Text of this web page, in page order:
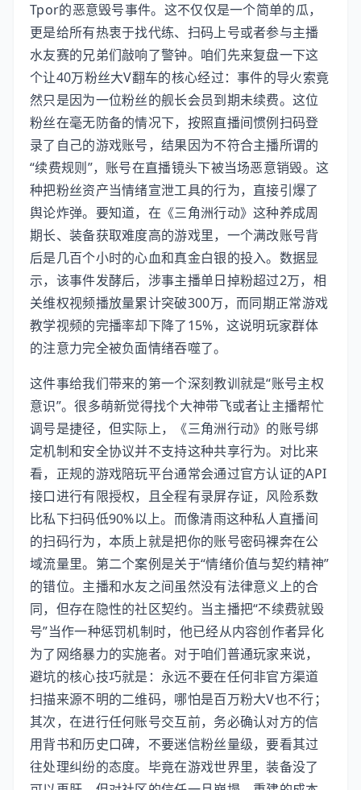
Tpor的恶意毁号事件。这不仅仅是一个简单的瓜，
更是给所有热衷于找代练、扫码上号或者参与主播
水友赛的兄弟们敲响了警钟。咱们先来复盘一下这
个让40万粉丝大V翻车的核心经过：事件的导火索竟
然只是因为一位粉丝的舰长会员到期未续费。这位
粉丝在毫无防备的情况下，按照直播间惯例扫码登
录了自己的游戏账号，结果因为不符合主播所谓的
“续费规则”，账号在直播镜头下被当场恶意销毁。这
种把粉丝资产当情绪宣泄工具的行为，直接引爆了
舆论炸弹。要知道，在《三角洲行动》这种养成周
期长、装备获取难度高的游戏里，一个满改账号背
后是几百个小时的心血和真金白银的投入。数据显
示，该事件发酵后，涉事主播单日掉粉超过2万，相
关维权视频播放量累计突破300万，而同期正常游戏
教学视频的完播率却下降了15%，这说明玩家群体
的注意力完全被负面情绪吞噬了。
这件事给我们带来的第一个深刻教训就是“账号主权
意识”。很多萌新觉得找个大神带飞或者让主播帮忙
调号是捷径，但实际上，《三角洲行动》的账号绑
定机制和安全协议并不支持这种共享行为。对比来
看，正规的游戏陪玩平台通常会通过官方认证的API
接口进行有限授权，且全程有录屏存证，风险系数
比私下扫码低90%以上。而像清雨这种私人直播间
的扫码行为，本质上就是把你的账号密码裸奔在公
域流量里。第二个案例是关于“情绪价值与契约精神”
的错位。主播和水友之间虽然没有法律意义上的合
同，但存在隐性的社区契约。当主播把“不续费就毁
号”当作一种惩罚机制时，他已经从内容创作者异化
为了网络暴力的实施者。对于咱们普通玩家来说，
避坑的核心技巧就是：永远不要在任何非官方渠道
扫描来源不明的二维码，哪怕是百万粉大V也不行；
其次，在进行任何账号交互前，务必确认对方的信
用背书和历史口碑，不要迷信粉丝量级，要看其过
往处理纠纷的态度。毕竟在游戏世界里，装备没了